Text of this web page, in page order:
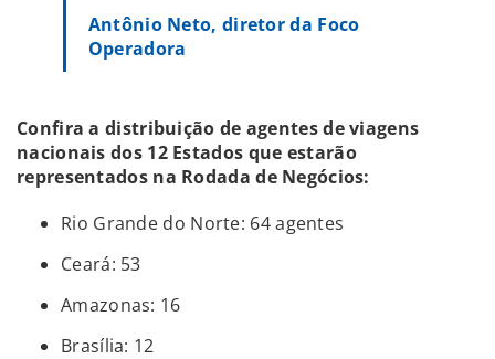
Antônio Neto, diretor da Foco
Operadora
Confira a distribuição de agentes de viagens
nacionais dos 12 Estados que estarão
representados na Rodada de Negócios:
Rio Grande do Norte: 64 agentes
Ceará: 53
Amazonas: 16
Brasília: 12